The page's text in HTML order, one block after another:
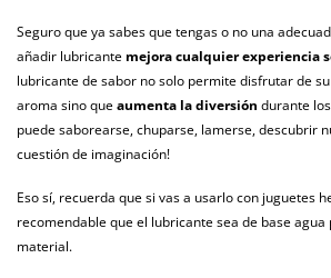
Producto
original
¿Cuándo lo
recibo?
El martes 11 de
Seguro que ya sabes que tengas o no una
añadir lubricante mejora cualquier experiencia
lubricante de sabor no solo permite disfrutar de
aroma sino queaumenta la diversión durante
puede saborearse, chuparse, lamerse, descubrir
cuestión de imaginación!
Eso sí, recuerda que si vas a usarlo con juguetes
recomendable que el lubricante sea de base
material.